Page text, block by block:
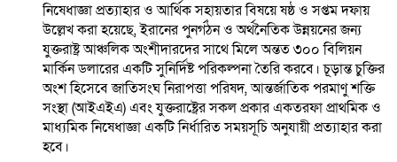
নিষেধাজ্ঞা প্রত্যাহার ও আর্থিক সহায়তার বিষয়ে ষষ্ঠ ও সপ্তম দফায়
উল্লেখ করা হয়েছে, ইরানের পুনর্গঠন ও অর্থনৈতিক উন্নয়নের জন্য
যুক্তরাষ্ট্র আঞ্চলিক অংশীদারদের সাথে মিলে অন্তত ৩০০ বিলিয়ন
মার্কিন ডলারের একটি সুনির্দিষ্ট পরিকল্পনা তৈরি করবে। চূড়ান্ত চুক্তির
অংশ হিসেবে জাতিসংঘ নিরাপত্তা পরিষদ, আন্তর্জাতিক পরমাণু শক্তি
সংস্থা (আইএইএ) এবং যুক্তরাষ্ট্রের সকল প্রকার একতরফা প্রাথমিক ও
মাধ্যমিক নিষেধাজ্ঞা একটি নির্ধারিত সময়সূচি অনুযায়ী প্রত্যাহার করা
হবে।